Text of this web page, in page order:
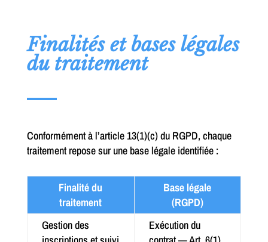
Finalités et bases légales
du traitement
Conformément à l’article 13(1)(c) du RGPD, chaque
traitement repose sur une base légale identifiée :
Finalité du
traitement
Base légale
(RGPD)
Gestion des
Exécution du